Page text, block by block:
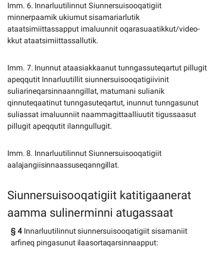
Imm. 6. Innarluutilinnut Siunnersuisooqatigiit
minnerpaamik ukiumutsisamariarlutik
ataatsimiittassapput imaluunnit oqarasuaatikkut/video-
kkut ataatsimiittassallutik.
Imm. 7. Inunnut ataasiakkaanut tunngassuteqartut pillugit
apeqqutit Innarluutillit siunnersuisooqatigiivinit
suliarineqarsinnaanngillat, matumani sulianik
qinnuteqaatinut tunngasuteqartut, inunnut tunngasunut
suliassat imaluunniit naammagittaalliuutit tigussaasut
pillugit apeqqutit ilanngullugit.
Imm. 8. Innarluutilinnut Siunnersuisooqatigiit
aalajangiisinnaassuseqanngillat.
Siunnersuisooqatigiit katitigaanerat
aamma sulinerminni atugassaat
§ 4 Innarluutilinnutsiunnersuisooqatigiit sisamaniit
arfineq pingasunut ilaasortaqarsinnaapput: